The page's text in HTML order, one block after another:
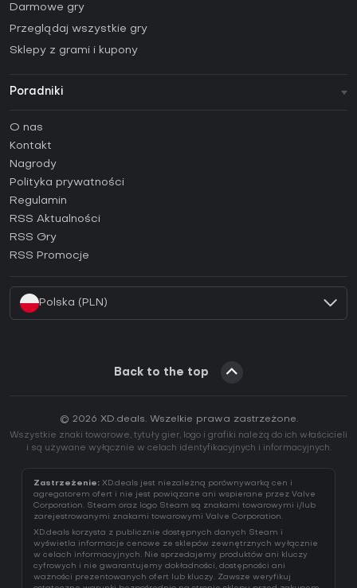
Darmowe gry
Przeglądaj wszystkie gry
Sklepy z grami i kupony
Poradniki
Poradniki
Jak aktywować klucz Steam (CD Key)?
Jak aktywować klucz Epic Games (CD Key)?
Jak aktywować klucz GOG (CD Key)?
Jak aktywować klucz Ubisoft Connect (CD Key)?
O nas
Kontakt
Nagrody
Polityka prywatności
Regulamin
RSS Aktualności
RSS Gry
RSS Promocje
Polska (PLN)
Back to the top
© 2026 XD.deals. Wszelkie prawa zastrzeżone.
Wszystkie znaki towarowe, tytuły gier, logo i grafiki należą do ich właścicieli
i są używane wyłącznie w celach identyfikacyjnych i informacyjnych.
Zastrzeżenie: XD.deals jest niezależną porównywarką cen i
agregatorem ofert i nie jest powiązane ani wspierane przez Valve
Corporation. Steam oraz logo Steam są znakami towarowymi i/lub
zarejestrowanymi znakami towarowymi Valve Corporation.
XD.deals korzysta z publicznie dostępnych danych Steam i
wyświetla informacje cenowe ze sklepów zewnętrznych wyłącznie
w celach informacyjnych. Nie sprzedajemy produktów ani kluczy
cyfrowych i nie gwarantujemy dokładności, dostępności ani
ważności prezentowanych ofert lub kluczy. Zawsze weryfikuj